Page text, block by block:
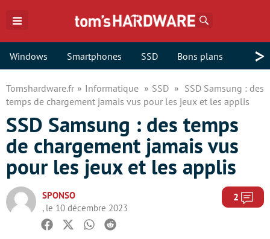
Windows Smartphones SSD Bons plans >
Tomshardware.fr Informatique SSD
SSD Samsung : des
temps de chargement jamais vus pour les jeux et les applis
SSD Samsung : des temps
de chargement jamais vus
pour les jeux et les applis
SPONSO
, le 10 décembre 2023
2
Facebook
TwitterWhatsapp
Reddit